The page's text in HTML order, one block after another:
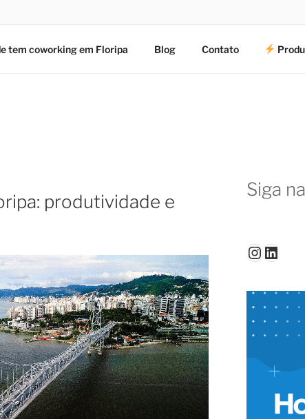
tem coworking em Floripa Blog Contato
produtividade e
Siga